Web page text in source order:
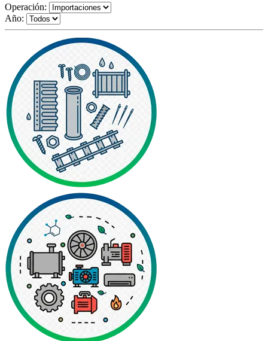
Operación:
Año: